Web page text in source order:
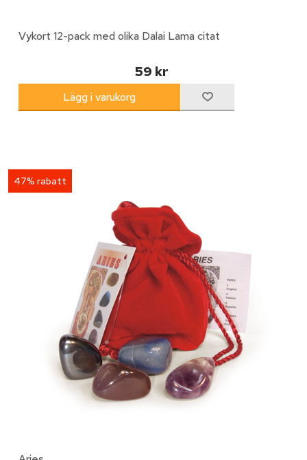
Vykort 12-pack med olika Dalai Lama citat
59 kr
47% rabatt